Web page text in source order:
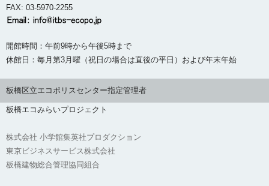
FAX: 03-5970-2255
開館時間：午前9時から午後5時まで
休館日：毎月第3月曜（祝日の場合は直後の平日）および年末年始
板橋区立エコポリスセンター指定管理者
板橋エコみらいプロジェクト
株式会社 小学館集英社プロダクション
東京ビジネスサービス株式会社
板橋建物総合管理協同組合